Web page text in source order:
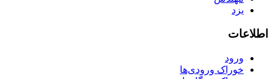
یزد
اطلاعات
ورود
خوراک ورودی‌ها